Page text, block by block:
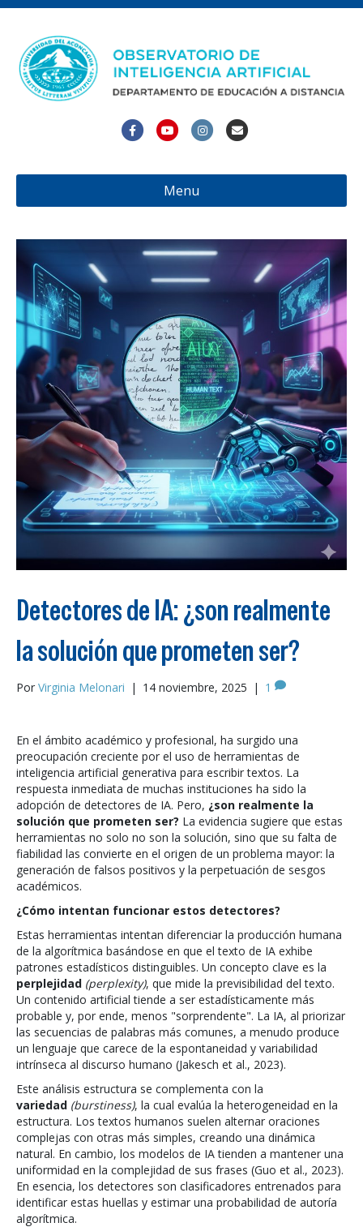
FacebookYoutubeInstagramEmail
Menu
Detectores de IA: ¿son realmente
la solución que prometen ser?
Por Virginia Melonari | 14 noviembre, 2025 | 1
En el ámbito académico y profesional, ha surgido una
preocupación creciente por el uso de herramientas de
inteligencia artificial generativa para escribir textos. La
respuesta inmediata de muchas instituciones ha sido la
adopción de detectores de IA. Pero, ¿son realmente la
solución que prometen ser? La evidencia sugiere que estas
herramientas no solo no son la solución, sino que su falta de
fiabilidad las convierte en el origen de un problema mayor: la
generación de falsos positivos y la perpetuación de sesgos
académicos.
¿Cómo intentan funcionar estos detectores?
Estas herramientas intentan diferenciar la producción humana
de la algorítmica basándose en que el texto de IA exhibe
patrones estadísticos distinguibles. Un concepto clave es la
perplejidad (perplexity), que mide la previsibilidad del texto.
Un contenido artificial tiende a ser estadísticamente más
probable y, por ende, menos "sorprendente". La IA, al priorizar
las secuencias de palabras más comunes, a menudo produce
un lenguaje que carece de la espontaneidad y variabilidad
intrínseca al discurso humano (Jakesch et al., 2023).
Este análisis estructura se complementa con la
variedad (burstiness), la cual evalúa la heterogeneidad en la
estructura. Los textos humanos suelen alternar oraciones
complejas con otras más simples, creando una dinámica
natural. En cambio, los modelos de IA tienden a mantener una
uniformidad en la complejidad de sus frases (Guo et al., 2023).
En esencia, los detectores son clasificadores entrenados para
identificar estas huellas y estimar una probabilidad de autoría
algorítmica.